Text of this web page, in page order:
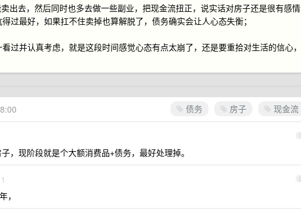
出去，然后同时也多去做一些副业，把现金流扭正，说实话对房子还是很有感情
过最好，如果扛不住卖掉也算解脱了，债务确实会让人心态失衡；
过并认真考虑，就是这段时间感觉心态有点太崩了，还是要重拾对生活的信心，
债务 房子 现金流
1
，现阶段就是个大额消费品+债务，最好处理掉。
2
1
，